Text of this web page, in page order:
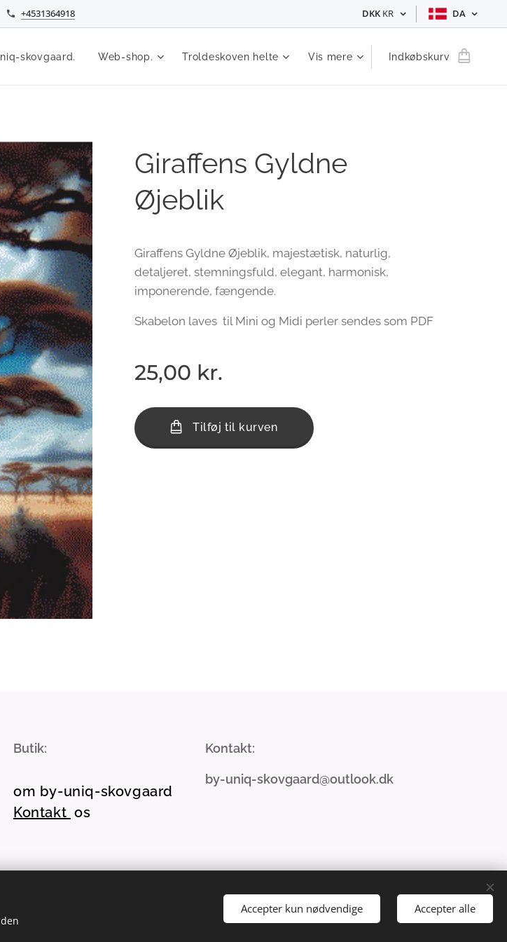
+4531364918 DKK KR DA
skovgaard. Web-shop. Troldeskoven helte Vis mere Indkøbskurv
Giraffens Gyldne
Øjeblik
Giraffens Gyldne Øjeblik, majestætisk, naturlig,
detaljeret, stemningsfuld, elegant, harmonisk,
imponerende, fængende.
Skabelon laves til Mini og Midi perler sendes som PDF
25,00 kr.
Tilføj til kurven
Butik:
om by-uniq-skovgaard
Kontakt os
Kontakt:
by-uniq-skovgaard@outlook.dk
Accepter kun nødvendige Accepter alle